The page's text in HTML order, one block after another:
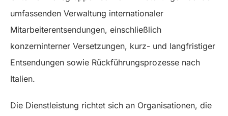
umfassenden Verwaltung internationaler
Mitarbeiterentsendungen, einschließlich
konzerninterner Versetzungen, kurz- und langfristiger
Entsendungen sowie Rückführungsprozesse nach
Italien.
Die Dienstleistung richtet sich an Organisationen, die